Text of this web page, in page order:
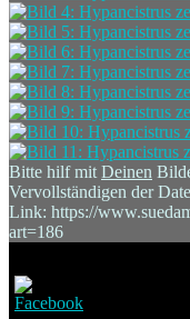
Bitte hilf mit Deinen
Vervollständigen der
Link: https://
art=186